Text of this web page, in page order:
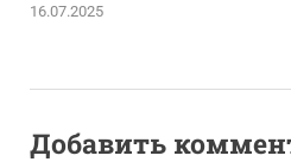
16.07.2025
Добавить